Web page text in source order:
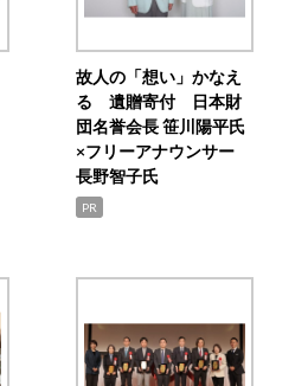
故人の「想い」かなえ
る 遺贈寄付 日本財
団名誉会長 笹川陽平氏
×フリーアナウンサー
長野智子氏
PR